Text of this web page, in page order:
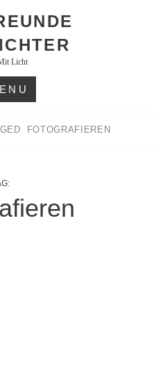
Licht
FOTOGRAFIEREN